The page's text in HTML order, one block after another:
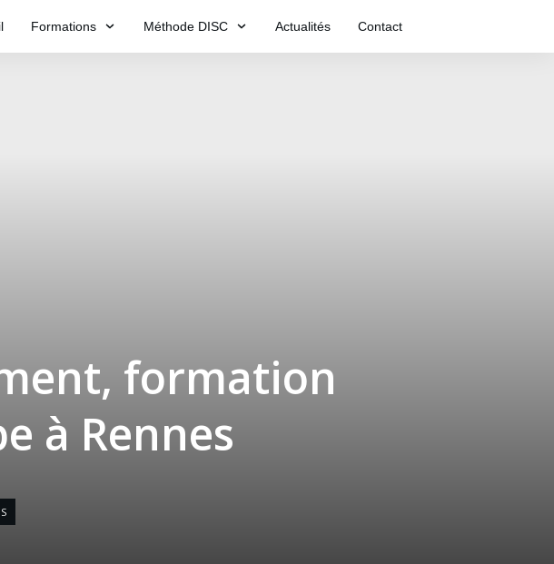
Formations Méthode DISC Actualités Contact
formation
à Rennes